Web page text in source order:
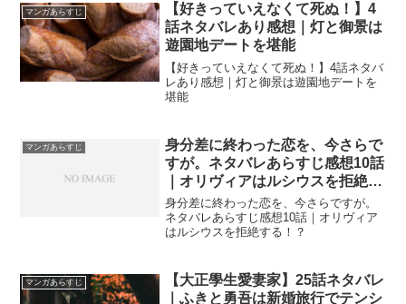
マンガあらすじ
【好きっていえなくて死ぬ！】4
話ネタバレあり感想｜灯と御景は
遊園地デートを堪能
【好きっていえなくて死ぬ！】4話ネタバ
レあり感想｜灯と御景は遊園地デートを
堪能
マンガあらすじ
身分差に終わった恋を、今さらで
すが。ネタバレあらすじ感想10話
｜オリヴィアはルシウスを拒絶す
る！？
身分差に終わった恋を、今さらですが。
ネタバレあらすじ感想10話｜オリヴィア
はルシウスを拒絶する！？
マンガあらすじ
【大正學生愛妻家】25話ネタバレ
｜ふきと勇吾は新婚旅行でテンシ